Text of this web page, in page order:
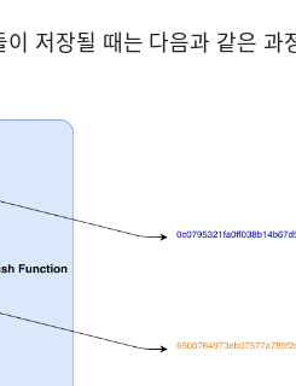
저장될 때는 다음과 같은 과